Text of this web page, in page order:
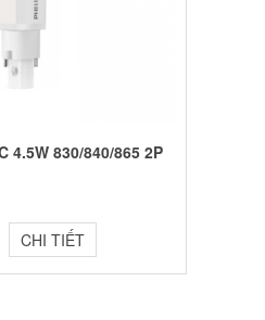
4.5W 830/840/865 2P
CHI TIẾT